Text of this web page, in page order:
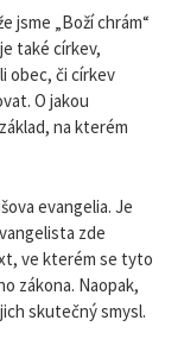
jsme „Boží chrám“
také církev,
obec, či církev
O jakou
na kterém
evangelia. Je
zde
ve kterém se tyto
zákona. Naopak,
skutečný smysl.